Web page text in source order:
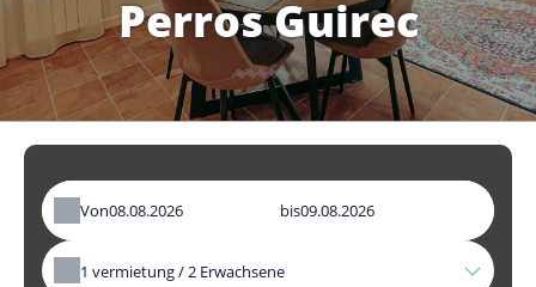
Perros Guirec
Von bis
1 vermietung /2 Erwachsene